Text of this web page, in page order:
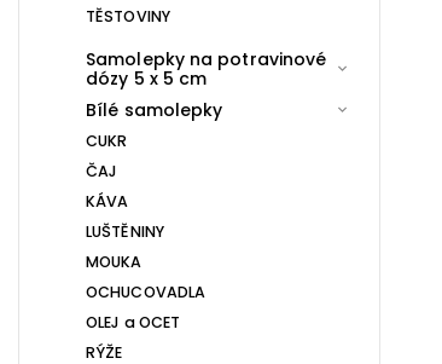
TĚSTOVINY
Samolepky na potravinové
dózy 5 x 5 cm
Bílé samolepky
CUKR
ČAJ
KÁVA
LUŠTĚNINY
MOUKA
OCHUCOVADLA
OLEJ a OCET
RÝŽE